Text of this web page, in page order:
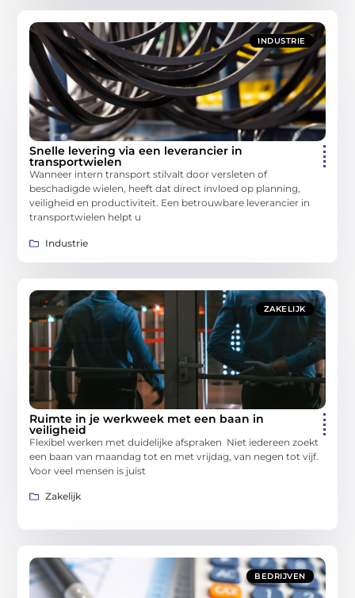
INDUSTRIE
Snelle levering via een leverancier in
transportwielen
Wanneer intern transport stilvalt door versleten of
beschadigde wielen, heeft dat direct invloed op planning,
veiligheid en productiviteit. Een betrouwbare leverancier in
transportwielen helpt u
Industrie
ZAKELIJK
Ruimte in je werkweek met een baan in
veiligheid
Flexibel werken met duidelijke afspraken Niet iedereen zoekt
een baan van maandag tot en met vrijdag, van negen tot vijf.
Voor veel mensen is juist
Zakelijk
BEDRIJVEN